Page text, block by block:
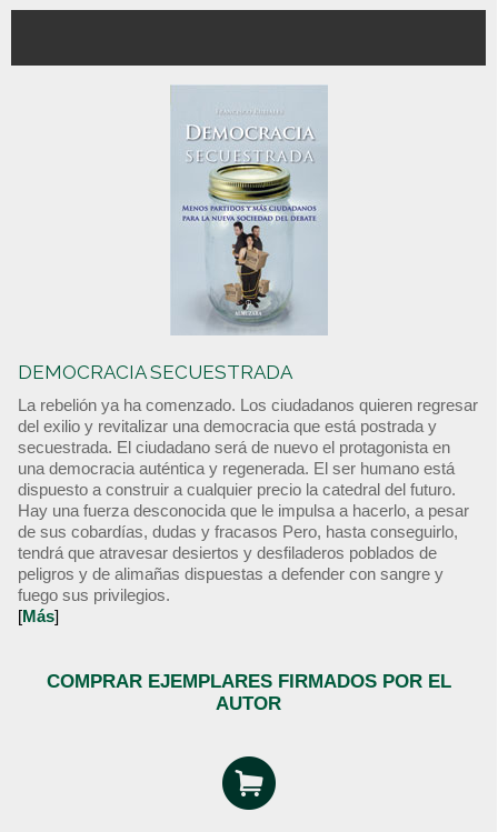
DEMOCRACIA SECUESTRADA
La rebelión ya ha comenzado. Los ciudadanos quieren regresar
del exilio y revitalizar una democracia que está postrada y
secuestrada. El ciudadano será de nuevo el protagonista en
una democracia auténtica y regenerada. El ser humano está
dispuesto a construir a cualquier precio la catedral del futuro.
Hay una fuerza desconocida que le impulsa a hacerlo, a pesar
de sus cobardías, dudas y fracasos Pero, hasta conseguirlo,
tendrá que atravesar desiertos y desfiladeros poblados de
peligros y de alimañas dispuestas a defender con sangre y
fuego sus privilegios.
[Más]
COMPRAR EJEMPLARES FIRMADOS POR EL
AUTOR